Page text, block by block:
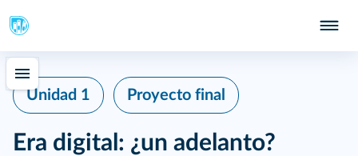
Unidad 1 Proyecto final
Era digital: ¿un adelanto?